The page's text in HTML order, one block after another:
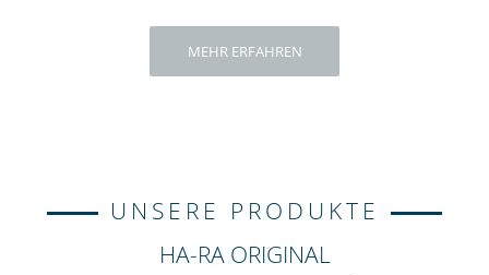
MEHR ERFAHREN
UNSERE PRODUKTE
HA-RA ORIGINAL